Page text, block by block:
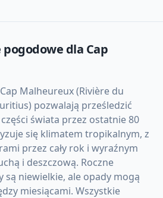
dla Cap
Malheureux (Rivière du
pozwalają prześledzić
świata przez ostatnie 80
się klimatem tropikalnym, z
przez cały rok i wyraźnym
i deszczową. Roczne
niewielkie, ale opady mogą
miesiącami. Wszystkie